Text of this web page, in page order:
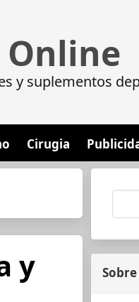
y suplementos
Cirugia
y